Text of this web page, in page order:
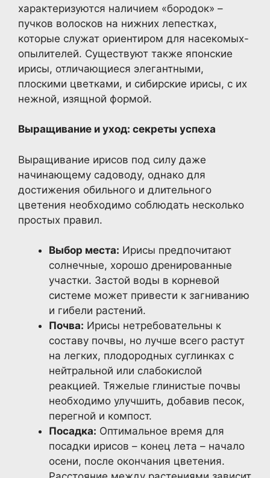
характеризуются наличием «бородок» –
пучков волосков на нижних лепестках,
которые служат ориентиром для насекомых-
опылителей. Существуют также японские
ирисы, отличающиеся элегантными,
плоскими цветками, и сибирские ирисы, с их
нежной, изящной формой.
Выращивание и уход: секреты успеха
Выращивание ирисов под силу даже
начинающему садоводу, однако для
достижения обильного и длительного
цветения необходимо соблюдать несколько
простых правил.
Выбор места: Ирисы предпочитают
солнечные, хорошо дренированные
участки. Застой воды в корневой
системе может привести к загниванию
и гибели растений.
Почва: Ирисы нетребовательны к
составу почвы, но лучше всего растут
на легких, плодородных суглинках с
нейтральной или слабокислой
реакцией. Тяжелые глинистые почвы
необходимо улучшить, добавив песок,
перегной и компост.
Посадка: Оптимальное время для
посадки ирисов – конец лета – начало
осени, после окончания цветения.